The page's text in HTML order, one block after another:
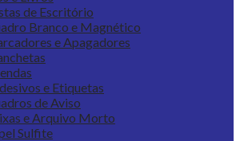
de Escritório
Branco e Magnético
e Apagadores
e Etiquetas
de Aviso
e Arquivo Morto
Sulfite